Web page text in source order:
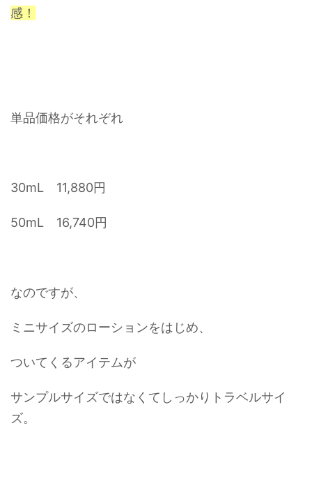
感！
単品価格がそれぞれ
30mL 11,880円
50mL 16,740円
なのですが、
ミニサイズのローションをはじめ、
ついてくるアイテムが
サンプルサイズではなくてしっかりトラベルサイ
ズ。